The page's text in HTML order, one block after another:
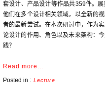
套设计、产品设计等作品共359件。
他们在多个设计相关领域，以全新的
者的最新尝试。在本次研讨中，作为
论设计的作用、角色以及未来架构：
践？
Read more…
Posted in : Lecture